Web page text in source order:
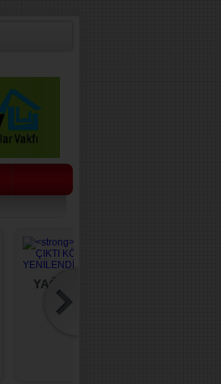
YAĞCILI SU ÇIKTI
KÖPRÜSÜ
YENİLENDİ!